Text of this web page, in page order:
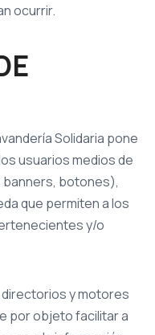
ocurrir.
Solidaria pone
usuarios medios de
botones),
que permiten a los
y/o
y motores
por objeto facilitar a